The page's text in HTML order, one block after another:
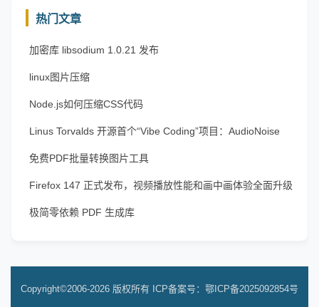
热门文章
加密库 libsodium 1.0.21 发布
linux图片压缩
Node.js如何压缩CSS代码
Linus Torvalds 开源首个“Vibe Coding”项目：AudioNoise
免费PDF批量转换图片工具
Firefox 147 正式发布，视频播放性能和画中画体验全面升级
极简零依赖 PDF 生成库
Copyright©2006-2026 版权所有 ICP备案号：鄂ICP备2025092854号